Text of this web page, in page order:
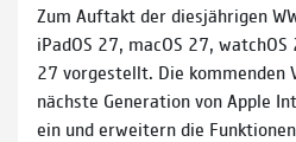
Zum Auftakt der diesjährigen
iPadOS 27, macOS 27,
27 vorgestellt. Die kommenden
nächste Generation von Apple
ein und erweitern die